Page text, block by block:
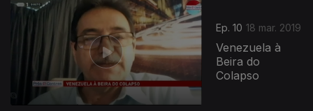
Ep. 10 18 mar. 2019
Venezuela à
Beira do
Colapso